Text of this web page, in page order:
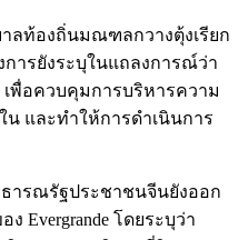
ลท้องถิ่นมณฑลกวางตุ้งเรียก
ารยังระบุในแถลงการณ์ว่า
เพื่อควบคุมการบริหารความ
น และทำให้การดำเนินการ
ารณรัฐประชาชนจีนยังออก
Evergrande โดยระบุว่า